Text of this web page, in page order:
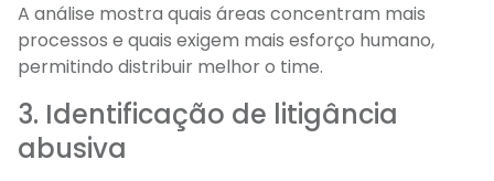
A análise mostra quais áreas concentram mais
processos e quais exigem mais esforço humano,
permitindo distribuir melhor o time.
3. Identificação de litigância
abusiva